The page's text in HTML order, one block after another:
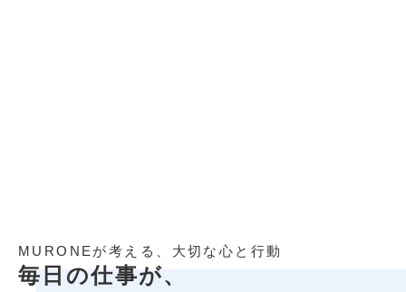
MURONEが考える、大切な心と行動
毎日の仕事が、